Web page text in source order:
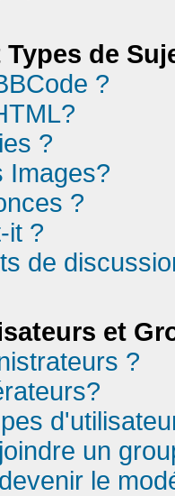
de
?
?
Images?
?
it ?
de
et
?
un
le